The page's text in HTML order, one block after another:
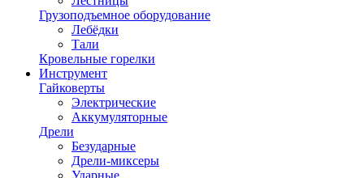
Грузоподъемное оборудование
Лебёдки
Тали
Кровельные горелки
Инструмент
Гайковерты
Электрические
Аккумуляторные
Дрели
Безударные
Дрели-миксеры
Ударные